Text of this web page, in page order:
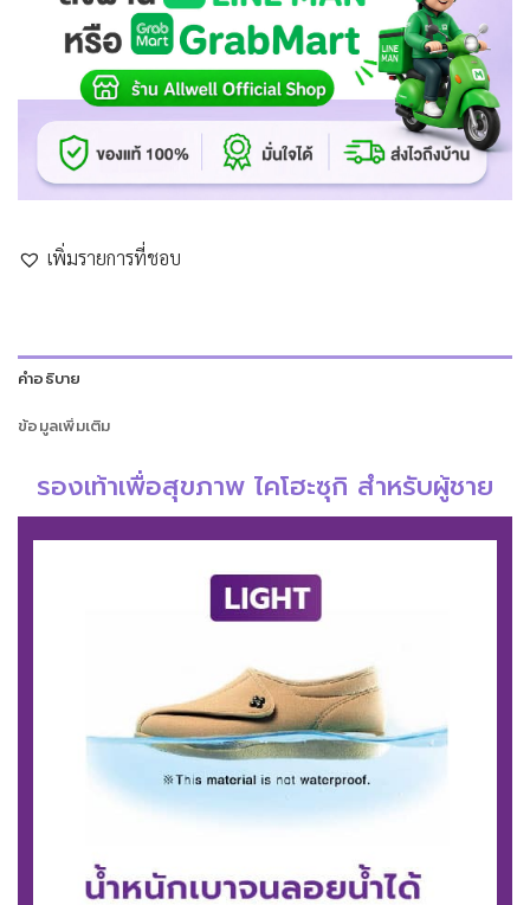
เพิ่มรายการที่ชอบ
คำอธิบาย
ข้อมูลเพิ่มเติม
รองเท้าเพื่อสุขภาพ ไคโฮะซุกิ สำหรับผู้ชาย